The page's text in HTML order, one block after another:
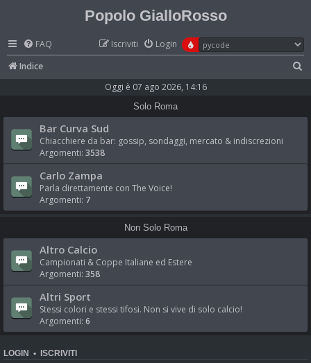
Popolo GialloRosso
FAQ Login
Iscriviti
Indice
c
Oggi è 07 ago 2026, 14:16
Solo Roma
Bar Curva Sud
Chiacchiere da bar: gossip, sondaggi, mercato & indiscrezioni
Argomenti: 3538
Carlo Zampa
Parla direttamente con The Voice!
Argomenti: 7
Non Solo Roma
Altro Calcio
Campionati & Coppe Italiane ed Estere
Argomenti: 358
Altri Sport
Stessi colori e stessi tifosi. Non si vive di solo calcio!
Argomenti: 6
LOGIN • ISCRIVITI